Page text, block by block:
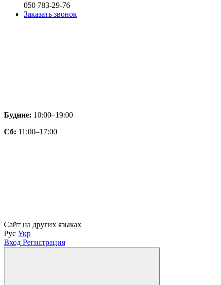
050 783-29-76
Заказать звонок
Будние: 10:00–19:00
Сб: 11:00–17:00
Сайт на других языках
Рус Укр
Вход Регистрация